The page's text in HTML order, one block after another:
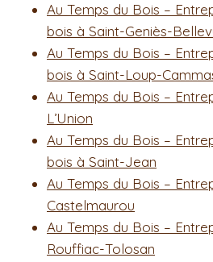
Au Temps du Bois –
bois à Saint-Geniès-
Au Temps du Bois –
bois à Saint-Loup-
Au Temps du Bois –
L’Union
Au Temps du Bois –
bois à Saint-Jean
Au Temps du Bois –
Castelmaurou
Au Temps du Bois –
Rouffiac-Tolosan